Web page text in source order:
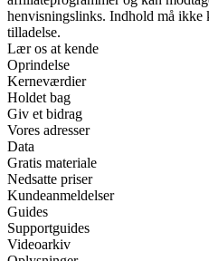
henvisningslinks. Indhold må ikke
tilladelse.
Lær os at kende
Oprindelse
Kerneværdier
Holdet bag
Giv et bidrag
Vores adresser
Data
Gratis materiale
Nedsatte priser
Kundeanmeldelser
Guides
Supportguides
Videoarkiv